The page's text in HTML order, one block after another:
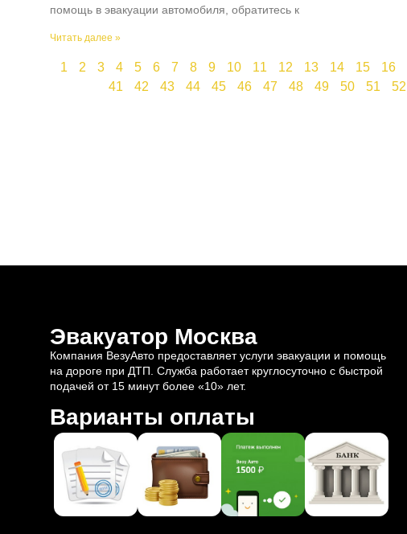
помощь в эвакуации автомобиля, обратитесь к
Читать далее »
1 2 3 4 5 6 7 8 9 10 11 12 13 14 15 16
41
42 43 44 45 46 47 48 49 50 51 52
Эвакуатор Москва
Компания ВезуАвто предоставляет услуги эвакуации и помощь
на дороге при ДТП. Служба работает круглосуточно с быстрой
подачей от 15 минут более «10» лет.
Варианты оплаты